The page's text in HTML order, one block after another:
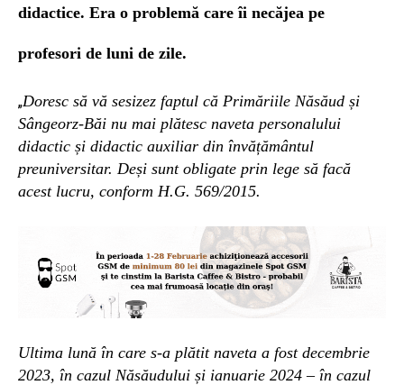
didactice. Era o problemă care îi necăjea pe
profesori de luni de zile.
„Doresc să vă sesizez faptul că Primăriile Năsăud și
Sângeorz-Băi nu mai plătesc naveta personalului
didactic și didactic auxiliar din învățământul
preuniversitar. Deși sunt obligate prin lege să facă
acest lucru, conform H.G. 569/2015.
Ultima lună în care s-a plătit naveta a fost decembrie
2023, în cazul Năsăudului și ianuarie 2024 – în cazul